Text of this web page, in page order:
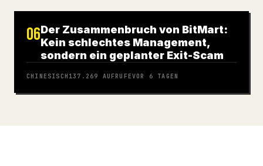
06Der Zusammenbruch von BitMart:
Kein schlechtes Management,
sondern ein geplanter Exit-Scam
CHINESISCH 137.269 AUFRUFEVOR 6 TAGEN